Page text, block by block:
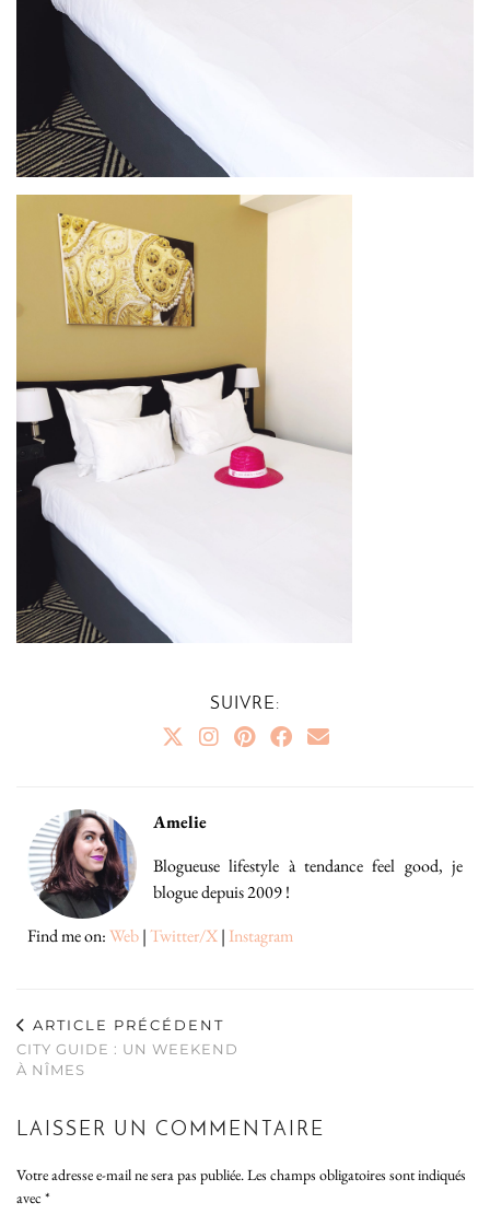
SUIVRE:
Amelie
Blogueuse lifestyle à tendance feel good, je
blogue depuis 2009 !
Find me on:Web|Twitter/X| Instagram
ARTICLE PRÉCÉDENT
CITY GUIDE : UN WEEKEND
À NÎMES
LAISSER UN COMMENTAIRE
Votre adresse e-mail ne sera pas publiée.Les champs obligatoires sont indiqués
avec *